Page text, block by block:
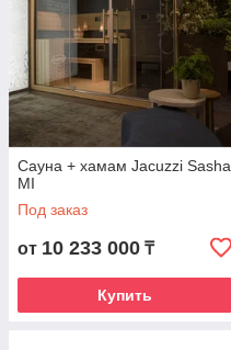
Сауна + хамам Jacuzzi Sasha
MI
Под заказ
от 10 233 000 ₸
Купить